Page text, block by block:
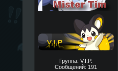
Группа: V.I.P.
Сообщений: 191